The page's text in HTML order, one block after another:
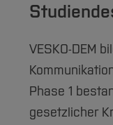
VESKO-DEM
Phase 1
gesetzlicher